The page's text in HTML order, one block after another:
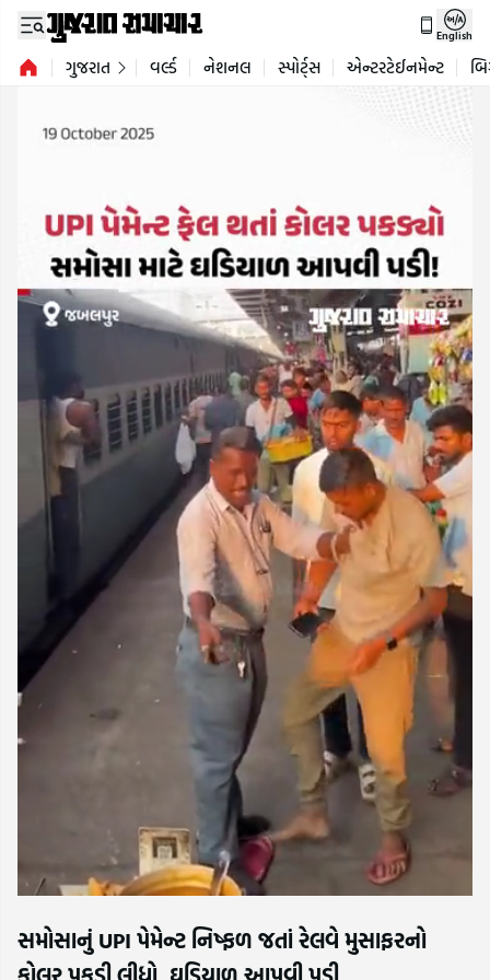
English
ગુજરાત વર્લ્ડ નેશનલ સ્પોર્ટ્સ એન્ટરટેઈનમેન્ટ
સમોસાનું UPI પેમેન્ટ નિષ્ફળ જતાં રેલવે મુસાફરનો